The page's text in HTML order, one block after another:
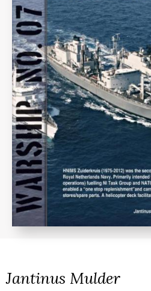
Jantinus Mulder